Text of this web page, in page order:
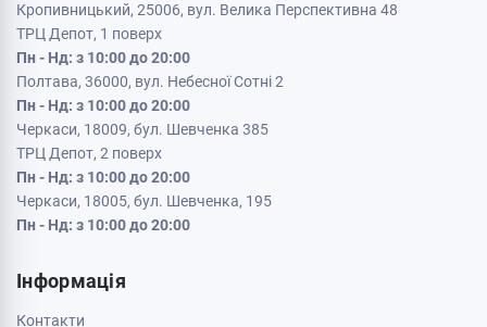
Кропивницький, 25006, вул. Велика Перспективна 48
ТРЦ Депот, 1 поверх
Пн - Нд: з 10:00 до 20:00
Полтава, 36000, вул. Небесної Сотні 2
Пн - Нд: з 10:00 до 20:00
Черкаси, 18009, бул. Шевченка 385
ТРЦ Депот, 2 поверх
Пн - Нд: з 10:00 до 20:00
Черкаси, 18005, бул. Шевченка, 195
Пн - Нд: з 10:00 до 20:00
Інформація
Контакти